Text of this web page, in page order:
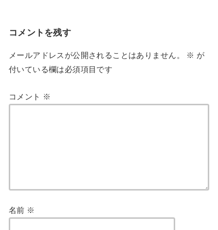
コメントを残す
メールアドレスが公開されることはありません。 ※ が
付いている欄は必須項目です
コメント ※
名前 ※